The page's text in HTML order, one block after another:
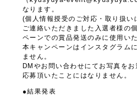
なります。
(個人情報授受のご対応・取り扱い
ご連絡いただきました入選者様の
ペーンでの賞品発送のみに使用い
本キャンペーンはインスタグラム
ません。
DMやお問い合わせにてお写真を
応募頂いたことにはなりません。
●結果発表